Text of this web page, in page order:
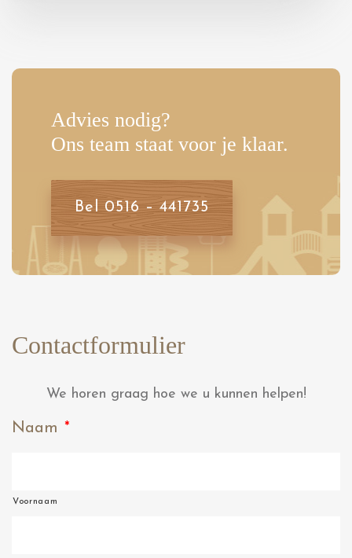
Advies nodig?
Ons team staat voor je klaar.
Bel 0516 – 441735
Contactformulier
We horen graag hoe we u kunnen helpen!
Naam *
Voornaam